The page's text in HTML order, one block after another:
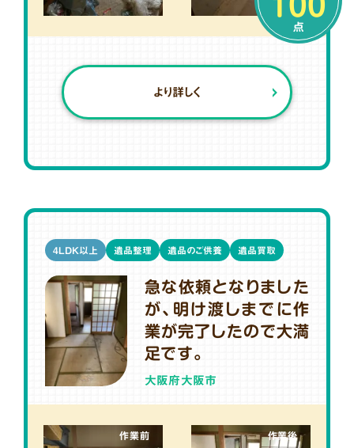
点
より詳しく
急な依頼となりました
が、明け渡しまでに作
業が完了したので大満
足です。
大阪府大阪市
4LDK以上 遺品整理 遺品のご供養 遺品買取
作業前 作業後